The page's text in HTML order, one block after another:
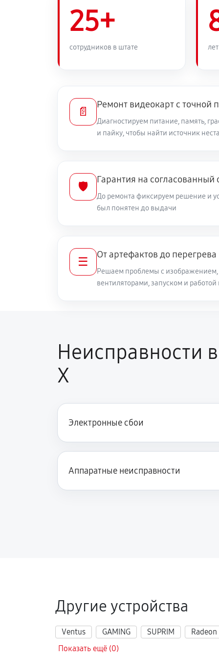
25+
сотрудников в штате
📄
Ремонт видеокарт с точной
Диагностируем питание, память,
и пайку, чтобы найти источник
🛡️
Гарантия на согласованный
До ремонта фиксируем решение и
был понятен до выдачи
☰
От артефактов до перегрева
Решаем проблемы с изображением,
вентиляторами, запуском и работой
Неисправности
X
Электронные сбои
Аппаратные неисправности
Другие устройства
Ventus GAMING SUPRIM Radeon
Показать ещё (0)